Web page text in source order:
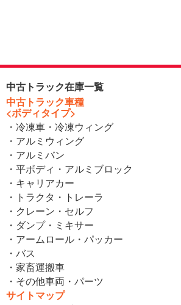
中古トラック在庫一覧
中古トラック車種
<ボディタイプ>
・冷凍車・冷凍ウィング
・アルミウィング
・アルミバン
・平ボディ・アルミブロック
・キャリアカー
・トラクタ・トレーラ
・クレーン・セルフ
・ダンプ・ミキサー
・アームロール・パッカー
・バス
・家畜運搬車
・その他車両・パーツ
サイトマップ